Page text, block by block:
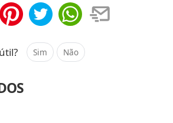
Sim Não